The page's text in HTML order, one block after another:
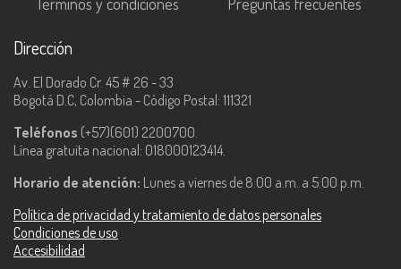
Dirección
Av. El Dorado Cr. 45 # 26 - 33
Bogotá D.C, Colombia - Código Postal: 111321
Teléfonos (+57)(601) 2200700.
Línea gratuita nacional: 018000123414.
Horario de atención: Lunes a viernes de 8:00 a.m. a 5:00 p.m.
Política de privacidad y tratamiento de datos personales
Condiciones de uso
Accesibilidad